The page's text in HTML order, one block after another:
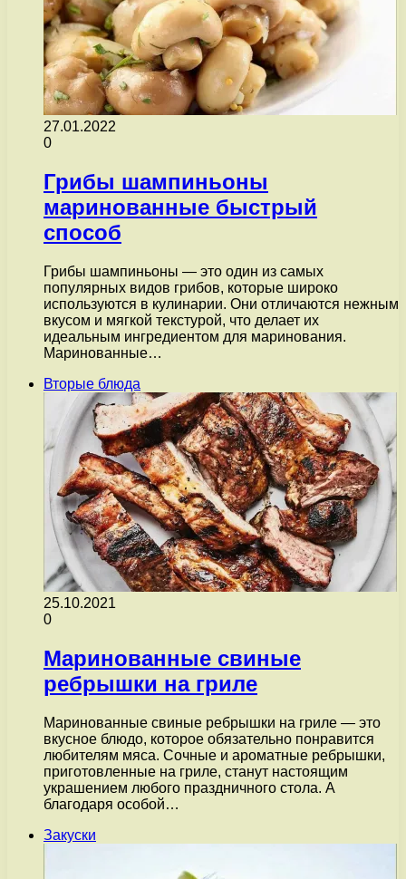
27.01.2022
0
Грибы шампиньоны
маринованные быстрый
способ
Грибы шампиньоны — это один из самых
популярных видов грибов, которые широко
используются в кулинарии. Они отличаются нежным
вкусом и мягкой текстурой, что делает их
идеальным ингредиентом для маринования.
Маринованные…
Вторые блюда
25.10.2021
0
Маринованные свиные
ребрышки на гриле
Маринованные свиные ребрышки на гриле — это
вкусное блюдо, которое обязательно понравится
любителям мяса. Сочные и ароматные ребрышки,
приготовленные на гриле, станут настоящим
украшением любого праздничного стола. А
благодаря особой…
Закуски